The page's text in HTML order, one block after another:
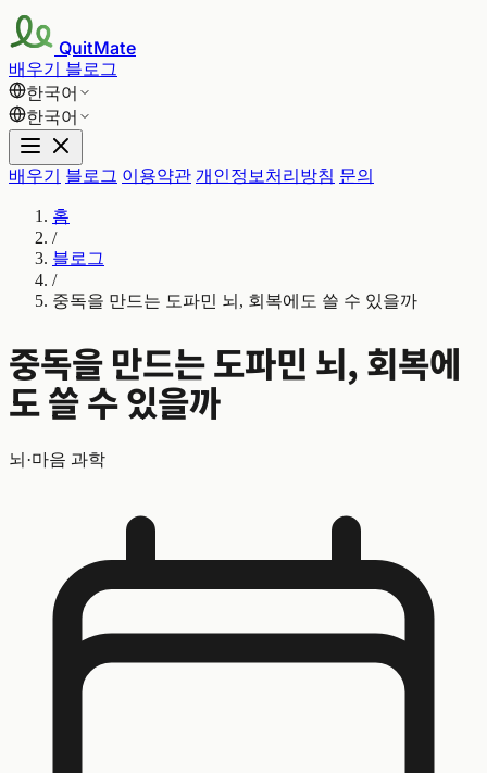
QuitMate
배우기 블로그
한국어
한국어
배우기 블로그 이용약관 개인정보처리방침 문의
홈
/
블로그
/
중독을 만드는 도파민 뇌, 회복에도 쓸 수 있을까
중독을 만드는 도파민 뇌, 회복에
도 쓸 수 있을까
뇌·마음 과학